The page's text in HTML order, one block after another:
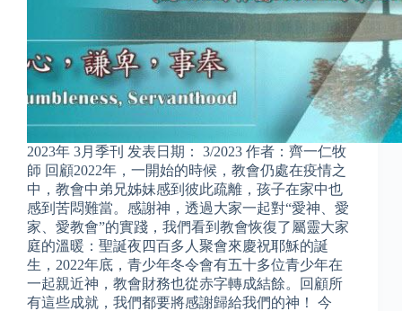
2023年 3月季刊 发表日期： 3/2023 作者：齊一仁牧
師 回顧2022年，一開始的時候，教會仍處在疫情之
中，教會中弟兄姊妹感到彼此疏離，孩子在家中也
感到苦悶難當。感謝神，透過大家一起對“愛神、愛
家、愛教會”的實踐，我們看到教會恢復了屬靈大家
庭的溫暖：聖誕夜四百多人聚會來慶祝耶穌的誕
生，2022年底，青少年冬令會有五十多位青少年在
一起親近神，教會財務也從赤字轉成結餘。回顧所
有這些成就，我們都要將感謝歸給我們的神！ 今